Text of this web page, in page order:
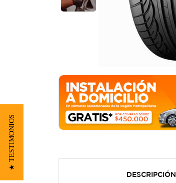
DESCRIPCIÓN
★ TESTIMONIOS